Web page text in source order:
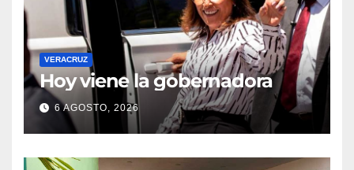
VERACRUZ
Hoy viene la gobernadora
6 AGOSTO, 2026